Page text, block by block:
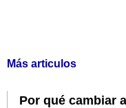
Más articulos
Por qué cambiar